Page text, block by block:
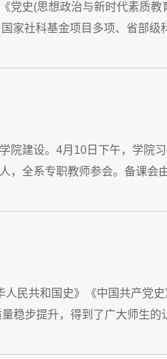
党史(思想政治与新时代素质教
家社科基金项目多项、省部级
院建设。4月10日下午，学院
，全系专职教师参会。备课会
民共和国史》《中国共产党
稳步提升，得到了广大师生的